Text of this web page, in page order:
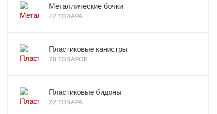
Металлические бочки
42 ТОВАРА
Пластиковые канистры
78 ТОВАРОВ
Пластиковые бидоны
22 ТОВАРА